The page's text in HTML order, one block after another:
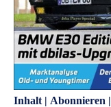
Inhalt | Abonnieren |